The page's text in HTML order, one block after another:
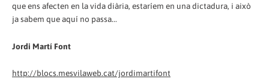
que ens afecten en la vida diària, estaríem en una dictadura, i això
ja sabem que aquí no passa...
Jordi Martí Font
http://blocs.mesvilaweb.cat/jordimartifont